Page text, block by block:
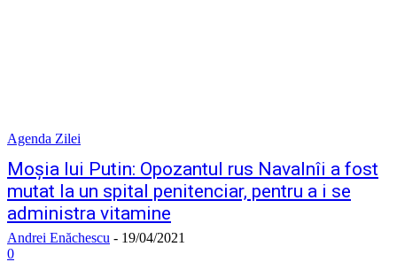
Agenda Zilei
Moșia lui Putin: Opozantul rus Navalnîi a fost
mutat la un spital penitenciar, pentru a i se
administra vitamine
Andrei Enăchescu - 19/04/2021
0